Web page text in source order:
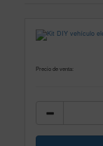
Precio de venta: